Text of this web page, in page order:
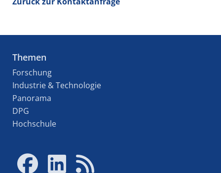
Themen
Forschung
Industrie & Technologie
Panorama
DPG
Hochschule